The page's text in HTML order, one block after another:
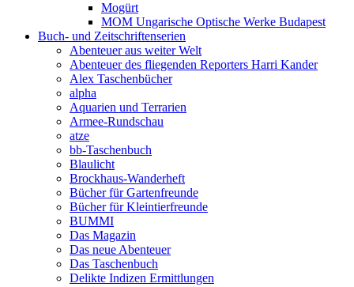
Mogürt
MOM Ungarische Optische Werke Budapest
Buch- und Zeitschriftenserien
Abenteuer aus weiter Welt
Abenteuer des fliegenden Reporters Harri Kander
Alex Taschenbücher
alpha
Aquarien und Terrarien
Armee-Rundschau
atze
bb-Taschenbuch
Blaulicht
Brockhaus-Wanderheft
Bücher für Gartenfreunde
Bücher für Kleintierfreunde
BUMMI
Das Magazin
Das neue Abenteuer
Das Taschenbuch
Delikte Indizen Ermittlungen